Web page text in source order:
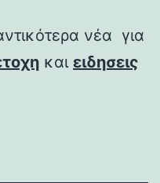
νέα για
και ειδησεις